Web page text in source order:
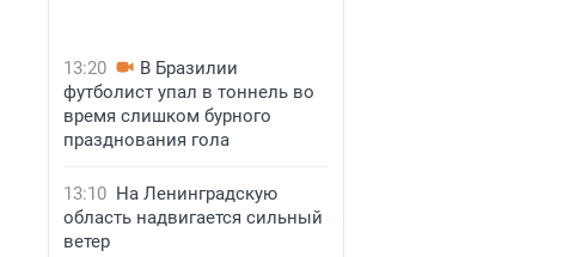
13:20
В Бразилии
футболист упал в тоннель во
время слишком бурного
празднования гола
13:10 На Ленинградскую
область надвигается сильный
ветер